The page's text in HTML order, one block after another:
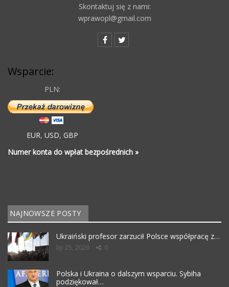
Skontaktuj się z nami:
wprawopl@gmail.com
Wsparcie:
PLN:
EUR, USD, GBP
Numer konta do wpłat bezpośrednich »
NAJNOWSZE POSTY
Ukraiński profesor zarzucił Polsce współpracę z…
lip 25, 2026 0
Polska i Ukraina o dalszym wsparciu. Sybiha
podziękował…